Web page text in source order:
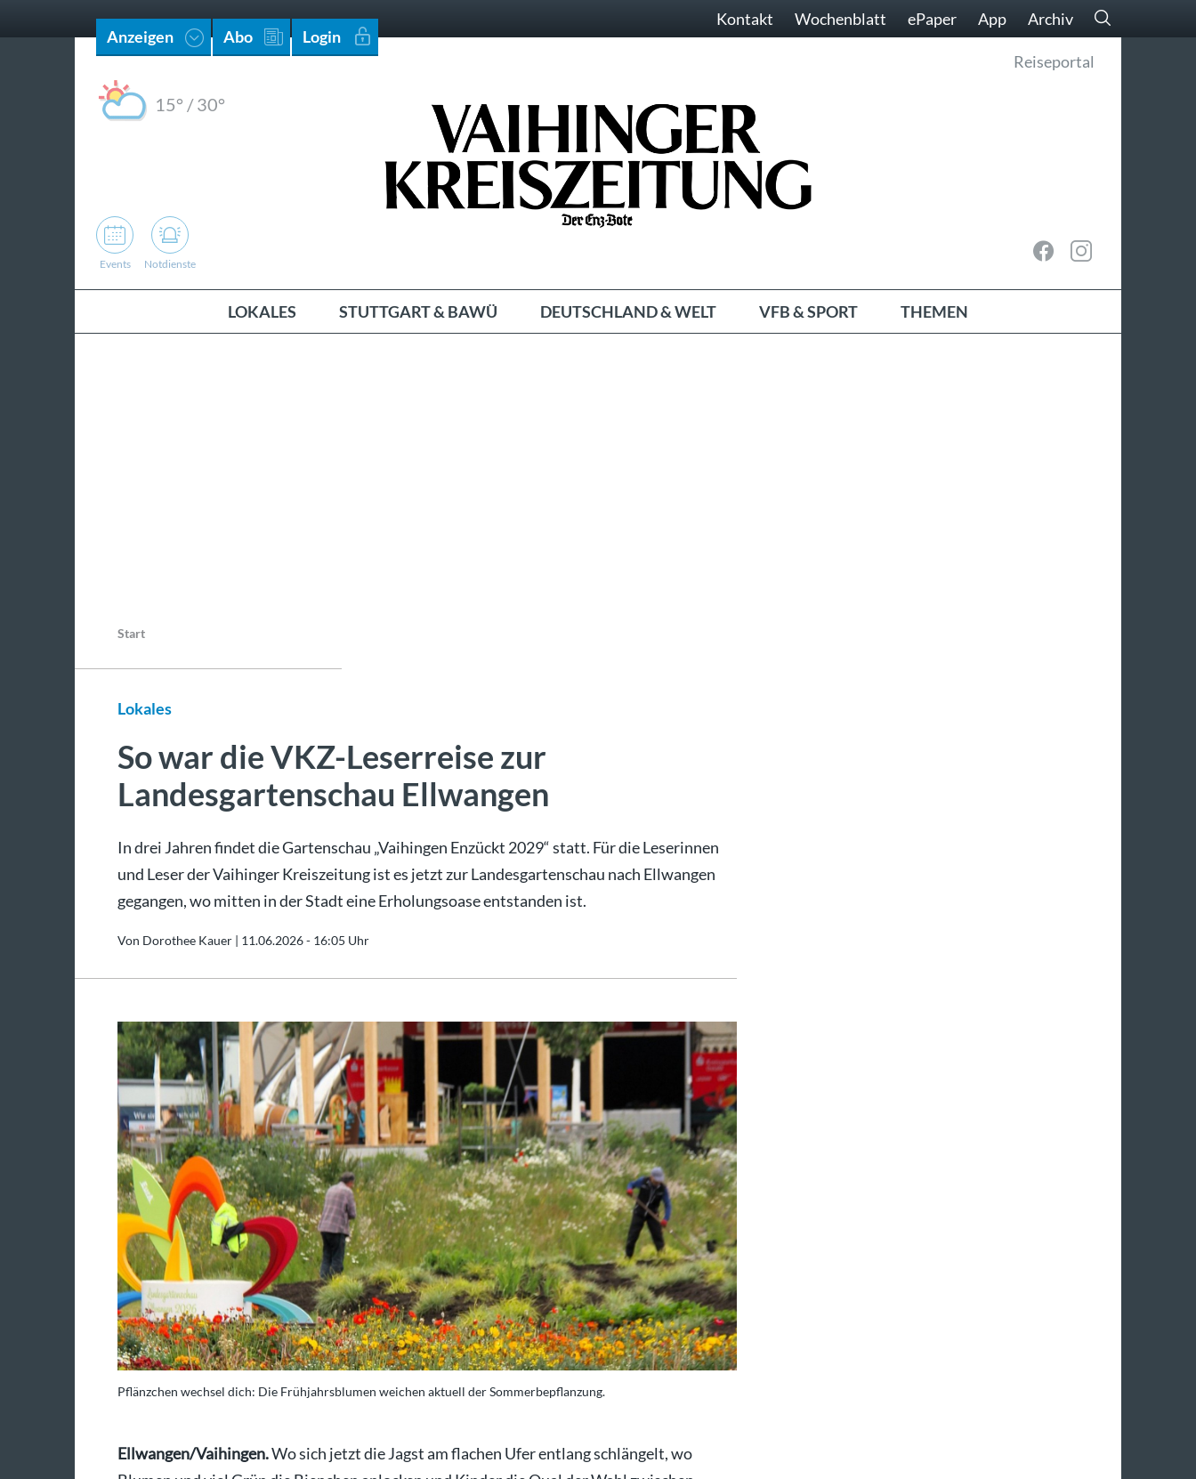
Anzeigen Abo Login
Kontakt Wochenblatt ePaper App Archiv
15° /30°
Reiseportal
Events Notdienste
LOKALES STUTTGART & BAWÜ DEUTSCHLAND & WELT VFB & SPORT THEMEN
Start
Lokales
So war die VKZ-Leserreise zur
Landesgartenschau Ellwangen
In drei Jahren findet die Gartenschau „Vaihingen Enzückt 2029“ statt. Für die Leserinnen
und Leser der Vaihinger Kreiszeitung ist es jetzt zur Landesgartenschau nach Ellwangen
gegangen, wo mitten in der Stadt eine Erholungsoase entstanden ist.
Von Dorothee Kauer | 11.06.2026 - 16:05 Uhr
Pflänzchen wechsel dich: Die Frühjahrsblumen weichen aktuell der Sommerbepflanzung.
Ellwangen/Vaihingen.Wo sich jetzt die Jagst am flachen Ufer entlang schlängelt, wo